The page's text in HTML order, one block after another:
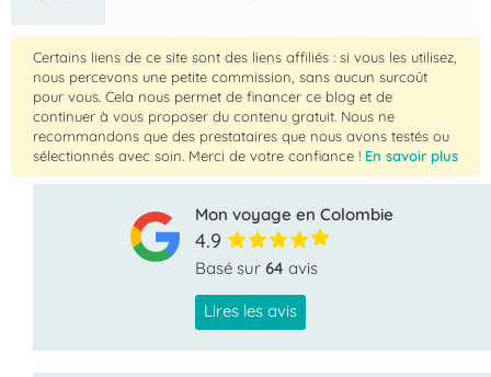
Certains liens de ce site sont des liens affiliés : si vous les utilisez,
nous percevons une petite commission, sans aucun surcoût
pour vous. Cela nous permet de financer ce blog et de
continuer à vous proposer du contenu gratuit. Nous ne
recommandons que des prestataires que nous avons testés ou
sélectionnés avec soin. Merci de votre confiance ! En savoir plus
Mon voyage en Colombie
4.9
Basé sur 64 avis
Lires les avis